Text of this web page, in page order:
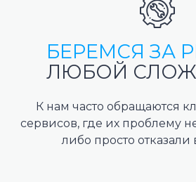
БЕРЕМСЯ ЗА
ЛЮБОЙ
К нам часто обращаются
сервисов, где их проблему
либо просто отказали